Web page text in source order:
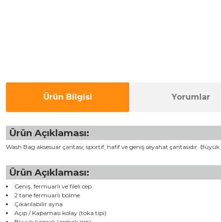
Ürün Bilgisi Yorumlar
Ürün Açıklaması:
Wash Bag aksesuar çantası; sportif, hafif ve geniş seyahat çantasıdır.
Ürün Açıklaması:
Geniş, fermuarlı ve fileli cep
2 tane fermuarlı bölme
Çıkarılabilir ayna
Açıp / Kapaması kolay (toka tipi)